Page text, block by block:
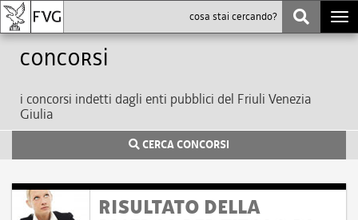
Concorsi
i concorsi indetti dagli enti pubblici del Friuli Venezia
Giulia
CERCA CONCORSI
RISULTATO DELLA